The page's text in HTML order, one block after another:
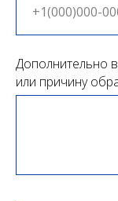
Дополнительно
или причину